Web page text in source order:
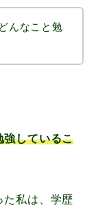
んなこと勉
強しているこ
た私は、学歴